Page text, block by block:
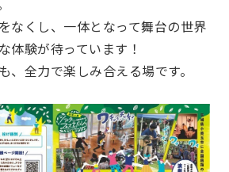
なくし、一体となって舞台の世界
体験が待っています！
、全力で楽しみ合える場です。